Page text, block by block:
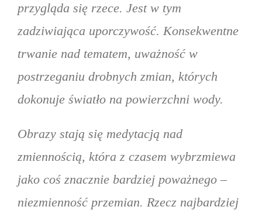
przygląda się rzece. Jest w tym
zadziwiająca uporczywość. Konsekwentne
trwanie nad tematem, uważność w
postrzeganiu drobnych zmian, których
dokonuje światło na powierzchni wody.
Obrazy stają się medytacją nad
zmiennością, która z czasem wybrzmiewa
jako coś znacznie bardziej poważnego –
niezmienność przemian. Rzecz najbardziej